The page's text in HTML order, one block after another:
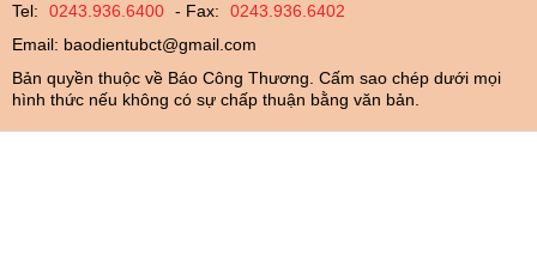
Tel:
0243.936.6400 - Fax:
0243.936.6402
Email: baodientubct@gmail.com
Bản quyền thuộc về Báo Công Thương. Cấm sao chép dưới mọi
hình thức nếu không có sự chấp thuận bằng văn bản.